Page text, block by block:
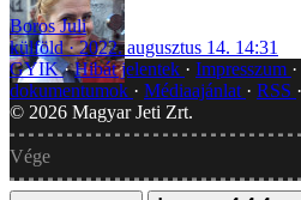
Boros Juli
külföld
2022. augusztus 14. 14:31
GYIK Hibát jelentek Impresszum
dokumentumok
Médiaajánlat RSS
© 2026 Magyar Jeti Zrt.
Vége